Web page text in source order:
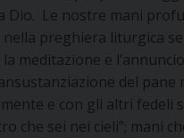
Le nostre mani
preghiera liturgica
meditazione e
del
e con gli altri fedeli
che sei nei cieli”; mani